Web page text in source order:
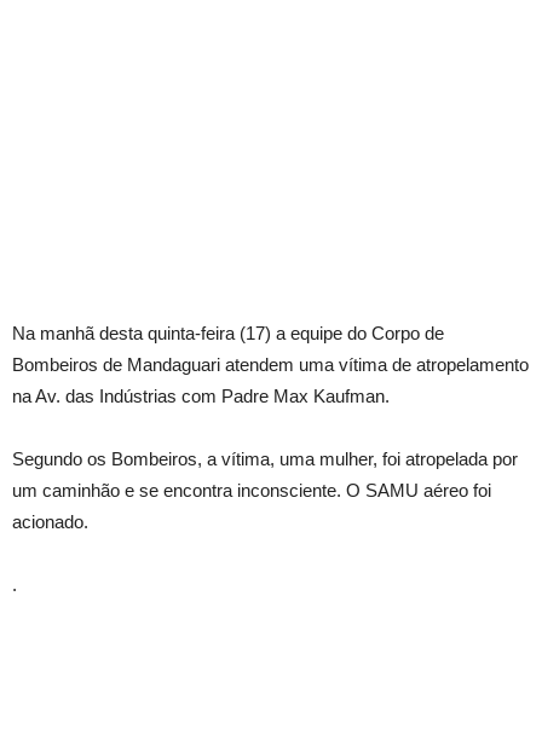
Na manhã desta quinta-feira (17) a equipe do Corpo de
Bombeiros de Mandaguari atendem uma vítima de atropelamento
na Av. das Indústrias com Padre Max Kaufman.
Segundo os Bombeiros, a vítima, uma mulher, foi atropelada por
um caminhão e se encontra inconsciente. O SAMU aéreo foi
acionado.
.